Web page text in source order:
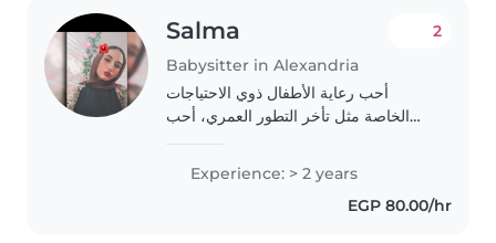
Salma
Babysitter in Alexandria
2
أحب رعاية الأطفال ذوي الاحتياجات
الخاصة مثل تأخر التطور العمري، أحب
رعاية الأطفال وخاصة الرضع، ونظمت
Experience: > 2 years
EGP 80.00/hr